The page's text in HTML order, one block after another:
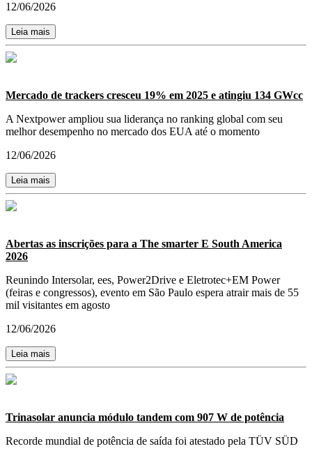
12/06/2026
Leia mais
Mercado de trackers cresceu 19% em 2025 e atingiu 134 GWcc
A Nextpower ampliou sua liderança no ranking global com seu
melhor desempenho no mercado dos EUA até o momento
12/06/2026
Leia mais
Abertas as inscrições para a The smarter E South America
2026
Reunindo Intersolar, ees, Power2Drive e Eletrotec+EM Power
(feiras e congressos), evento em São Paulo espera atrair mais de 55
mil visitantes em agosto
12/06/2026
Leia mais
Trinasolar anuncia módulo tandem com 907 W de potência
Recorde mundial de potência de saída foi atestado pela TÜV SÜD